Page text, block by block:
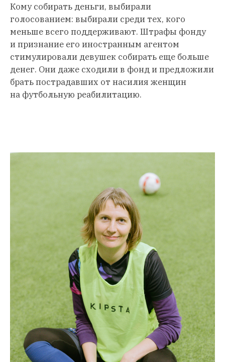
Кому собирать деньги, выбирали
голосованием: выбирали среди тех, кого
меньше всего поддерживают. Штрафы фонду
и признание его иностранным агентом
стимулировали девушек собирать еще больше
денег. Они даже сходили в фонд и предложили
брать пострадавших от насилия женщин
на футбольную реабилитацию.